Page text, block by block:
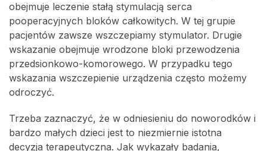
obejmuje leczenie stałą stymulacją serca
pooperacyjnych bloków całkowitych. W tej grupie
pacjentów zawsze wszczepiamy stymulator. Drugie
wskazanie obejmuje wrodzone bloki przewodzenia
przedsionkowo-komorowego. W przypadku tego
wskazania wszczepienie urządzenia często możemy
odroczyć.
Trzeba zaznaczyć, że w odniesieniu do noworodków i
bardzo małych dzieci jest to niezmiernie istotna
decyzja terapeutyczna. Jak wykazały badania,